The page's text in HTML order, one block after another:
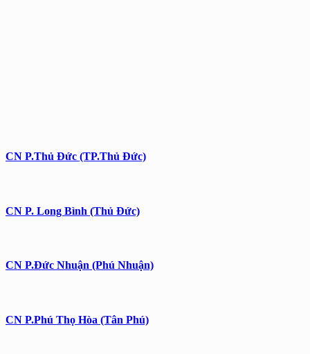
CN P.Thủ Đức (TP.Thủ Đức)
CN P. Long Bình (Thủ Đức)
CN P.Đức Nhuận (Phú Nhuận)
CN P.Phú Thọ Hòa (Tân Phú)